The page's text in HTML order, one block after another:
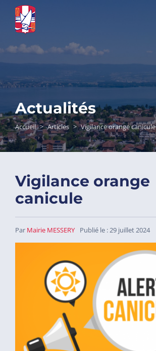
Passer
contenu
Actualités
Accueil > Articles > Vigilance orange canicule
Vigilance orange
canicule
Par Mairie MESSERY Publié le : 29 juillet 2024